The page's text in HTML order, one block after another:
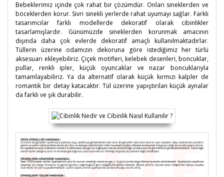
Bebeklerimiz içinde çok rahat bir çözümdür. Onları sineklerden ve
böceklerden korur. Sivri sinekli yerlerde rahat uyumayı sağlar. Farklı
tasarımcılar farklı modellerde dekoratif olarak cibinlikler
tasarlamışlardır. Günümüzde sineklerden korunmak amacının
dışında daha çok evlerde dekoratif amaçlı kullanılmaktadırlar.
Tüllerin üzerine odamızın dekoruna göre istediğimiz her türlü
aksesuarı ekleyebiliriz. Çiçek motifleri, kelebek desenleri, boncuklar,
pullar, renkli ipler, küçük oyuncaklar ve nazar boncuklarıyla
tamamlayabiliriz. Ya da alternatif olarak küçük kırmızı kalpler de
romantik bir detay katacaktır. Tül üzerine yapıştırılan küçük aynalar
da farklı ve şık durabilir.